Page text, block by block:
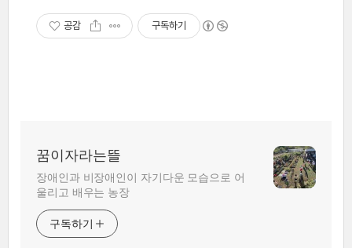
공감 구독하기
꿈이자라는뜰
장애인과 비장애인이 자기다운 모습으로 어
울리고 배우는 농장
구독하기